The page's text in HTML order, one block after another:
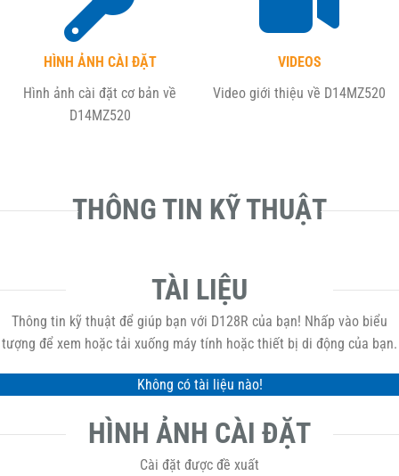
HÌNH ẢNH CÀI ĐẶT
Hình ảnh cài đặt cơ bản về
D14MZ520
VIDEOS
Video giới thiệu về D14MZ520
THÔNG TIN KỸ THUẬT
TÀI LIỆU
Thông tin kỹ thuật để giúp bạn với D128R của bạn! Nhấp vào biểu
tượng để xem hoặc tải xuống máy tính hoặc thiết bị di động của bạn.
Không có tài liệu nào!
HÌNH ẢNH CÀI ĐẶT
Cài đặt được đề xuất